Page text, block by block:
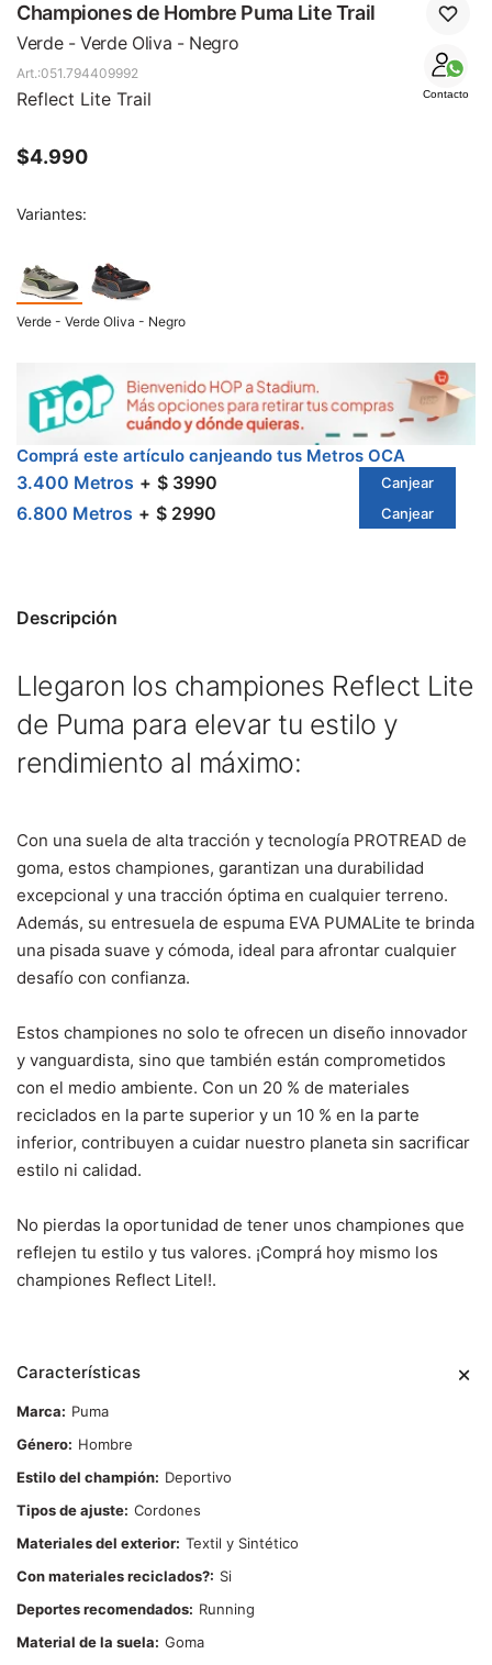
Championes de Hombre Puma Lite Trail
Verde - Verde Oliva - Negro
Contacto
051.794409992
Reflect Lite Trail
$4.990
Variantes:
Verde - Verde Oliva - Negro
Comprá este artículo canjeando tus Metros OCA
3.400 Metros $ 3990 Canjear
6.800 Metros $ 2990 Canjear
Descripción
Llegaron los championes Reflect Lite
de Puma para elevar tu estilo y
rendimiento al máximo:
Con una suela de alta tracción y tecnología PROTREAD de
goma, estos championes, garantizan una durabilidad
excepcional y una tracción óptima en cualquier terreno.
Además, su entresuela de espuma EVA PUMALite te brinda
una pisada suave y cómoda, ideal para afrontar cualquier
desafío con confianza.
Estos championes no solo te ofrecen un diseño innovador
y vanguardista, sino que también están comprometidos
con el medio ambiente. Con un 20 % de materiales
reciclados en la parte superior y un 10 % en la parte
inferior, contribuyen a cuidar nuestro planeta sin sacrificar
estilo ni calidad.
No pierdas la oportunidad de tener unos championes que
reflejen tu estilo y tus valores. ¡Comprá hoy mismo los
championes Reflect Litel!.
Características
Marca
Puma
Género
Hombre
Estilo del champión
Deportivo
Tipos de ajuste Cordones
Materiales del exterior Textil y Sintético
Con materiales reciclados?
Si
Deportes recomendados
Running
Material de la suela
Goma